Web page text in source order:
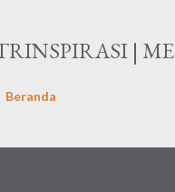
|
Beranda